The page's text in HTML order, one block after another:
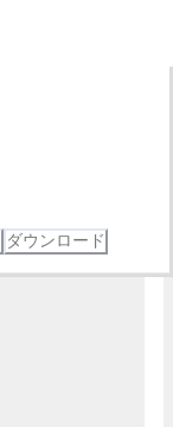
ダウンロード